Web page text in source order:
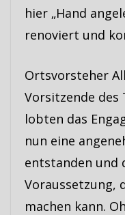
hier „Hand
renoviert und
Ortsvorsteher
Vorsitzende des
lobten das
nun eine
entstanden und
Voraussetzung,
machen kann.